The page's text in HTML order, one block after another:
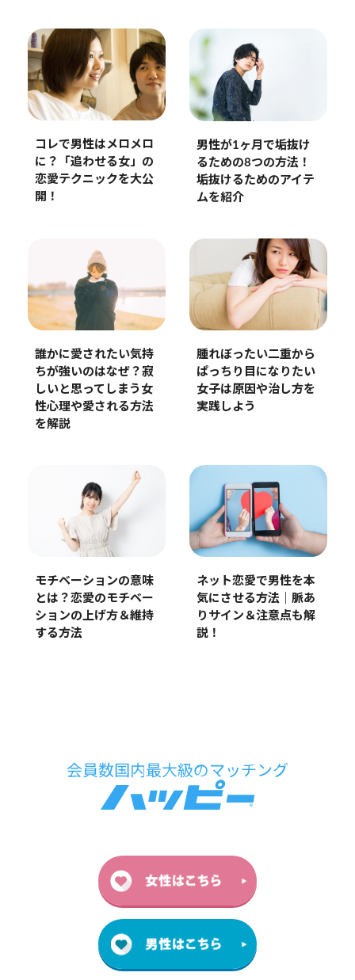
コレで男性はメロメロ
に？「追わせる女」の
恋愛テクニックを大公
開！
男性が1ヶ月で垢抜け
るための8つの方法！
垢抜けるためのアイテ
ムを紹介
誰かに愛されたい気持
ちが強いのはなぜ？寂
しいと思ってしまう女
性心理や愛される方法
を解説
腫れぼったい二重から
ぱっちり目になりたい
女子は原因や治し方を
実践しよう
モチベーションの意味
とは？恋愛のモチベー
ションの上げ方＆維持
する方法
ネット恋愛で男性を本
気にさせる方法｜脈あ
りサイン＆注意点も解
説！